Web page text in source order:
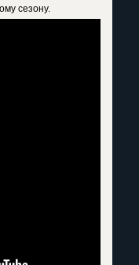
сезону.